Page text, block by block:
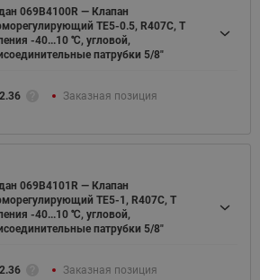
069B4100R — Клапан
TE5-0.5, R407C, T
-40...10 ℃, угловой,
патрубки 5/8"
Заказная позиция
069B4101R — Клапан
TE5-1, R407C, T
-40...10 ℃, угловой,
патрубки 5/8"
Заказная позиция